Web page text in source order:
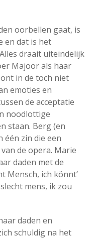
oorbellen gaat, is
en dat is het
draait uiteindelijk
Majoor als haar
in de toch niet
emoties en
de acceptatie
noodlottige
staan. Berg (en
één zin die een
de opera. Marie
daden met de
Mensch, ich könnt’
mens, ik zou
daden en
schuldig na het